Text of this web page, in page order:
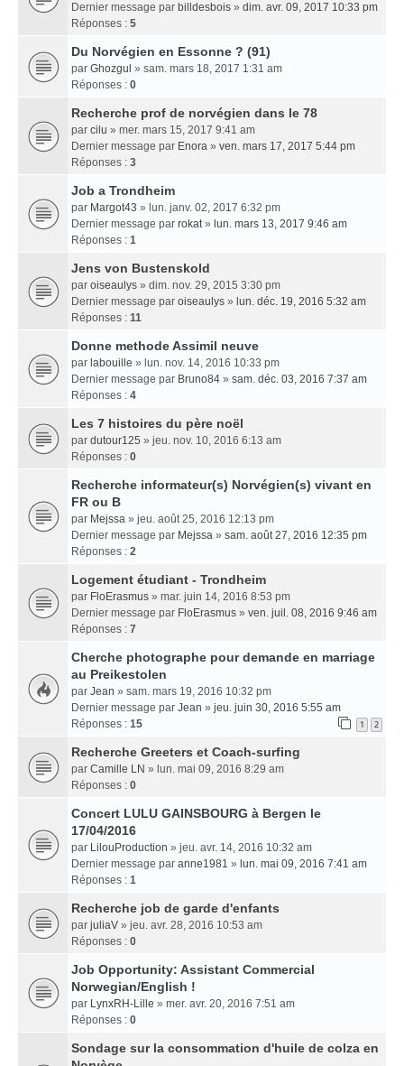
Dernier message par billdesbois » dim. avr. 09, 2017 10:33 pm
Réponses : 5
Du Norvégien en Essonne ? (91)
par Ghozgul » sam. mars 18, 2017 1:31 am
Réponses : 0
Recherche prof de norvégien dans le 78
par cilu » mer. mars 15, 2017 9:41 am
Dernier message par Enora » ven. mars 17, 2017 5:44 pm
Réponses : 3
Job a Trondheim
par Margot43 » lun. janv. 02, 2017 6:32 pm
Dernier message par rokat» lun. mars 13, 2017 9:46 am
Réponses : 1
Jens von Bustenskold
par oiseaulys » dim. nov. 29, 2015 3:30 pm
Dernier message par oiseaulys » lun. déc. 19, 2016 5:32 am
Réponses : 11
Donne methode Assimil neuve
par labouille » lun. nov. 14, 2016 10:33 pm
Dernier message par Bruno84 » sam. déc. 03, 2016 7:37 am
Réponses : 4
Les 7 histoires du père noël
par dutour125 » jeu. nov. 10, 2016 6:13 am
Réponses : 0
Recherche informateur(s) Norvégien(s) vivant en
FR ou B
par Mejssa » jeu. août 25, 2016 12:13 pm
Dernier message par Mejssa » sam. août 27, 2016 12:35 pm
Réponses : 2
Logement étudiant - Trondheim
par FloErasmus » mar. juin 14, 2016 8:53 pm
Dernier message par FloErasmus » ven. juil. 08, 2016 9:46 am
Réponses : 7
Cherche photographe pour demande en marriage
au Preikestolen
par Jean » sam. mars 19, 2016 10:32 pm
Dernier message par Jean » jeu. juin 30, 2016 5:55 am
Réponses : 15 1 2
Recherche Greeters et Coach-surfing
par Camille LN » lun. mai 09, 2016 8:29 am
Réponses : 0
Concert LULU GAINSBOURG à Bergen le
17/04/2016
par LilouProduction » jeu. avr. 14, 2016 10:32 am
Dernier message par anne1981 » lun. mai 09, 2016 7:41 am
Réponses : 1
Recherche job de garde d'enfants
par juliaV » jeu. avr. 28, 2016 10:53 am
Réponses : 0
Job Opportunity: Assistant Commercial
Norwegian/English !
par LynxRH-Lille » mer. avr. 20, 2016 7:51 am
Réponses : 0
Sondage sur la consommation d'huile de colza en